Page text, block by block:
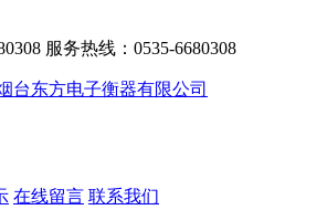
服务热线：0535-6680308
在线留言 联系我们